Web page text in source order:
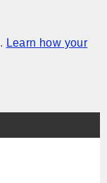
Learn how your